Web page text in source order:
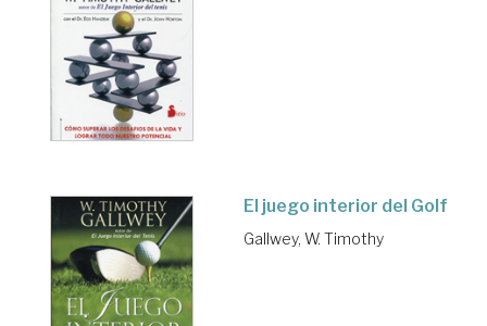
El juego interior del Golf
Gallwey, W. Timothy